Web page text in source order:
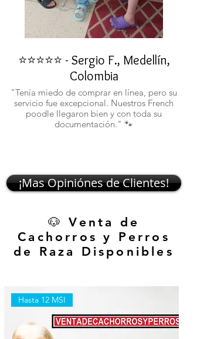
⭐⭐⭐⭐⭐ - Sergio F., Medellín,
Colombia
"Tenía miedo de comprar en línea, pero su
servicio fue excepcional. Nuestros French
poodle llegaron bien y con toda su
documentación." 🐾
¡Mas Opiniónes de Clientes!
🐶 Venta de
Cachorros y Perros
de Raza Disponibles
Hasta 12 MSI